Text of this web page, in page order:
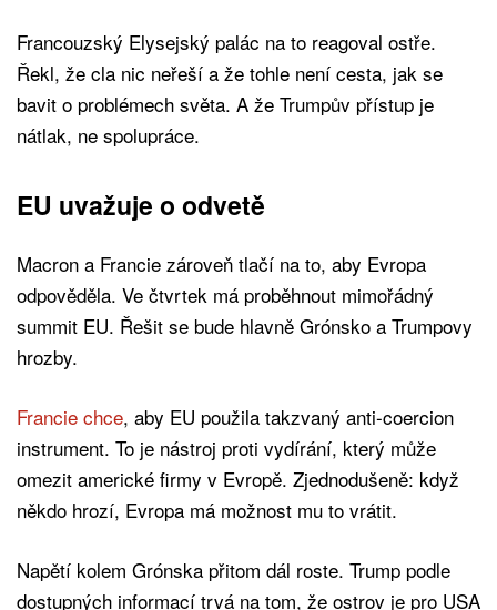
Francouzský Elysejský palác na to reagoval ostře.
Řekl, že cla nic neřeší a že tohle není cesta, jak se
bavit o problémech světa. A že Trumpův přístup je
nátlak, ne spolupráce.
EU uvažuje o odvetě
Macron a Francie zároveň tlačí na to, aby Evropa
odpověděla. Ve čtvrtek má proběhnout mimořádný
summit EU. Řešit se bude hlavně Grónsko a Trumpovy
hrozby.
Francie chce, aby EU použila takzvaný anti-coercion
instrument. To je nástroj proti vydírání, který může
omezit americké firmy v Evropě. Zjednodušeně: když
někdo hrozí, Evropa má možnost mu to vrátit.
Napětí kolem Grónska přitom dál roste. Trump podle
dostupných informací trvá na tom, že ostrov je pro USA